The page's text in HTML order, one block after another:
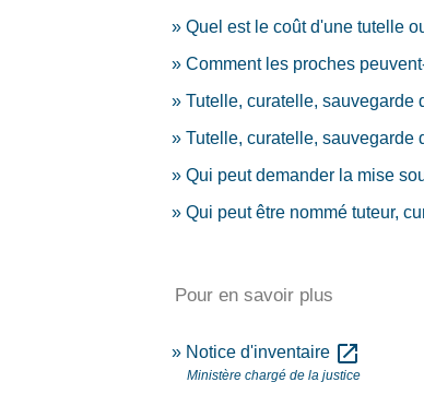
Quel est le coût d'une tutelle
Comment les proches
Tutelle, curatelle, sauvegarde
Tutelle, curatelle, sauvegarde
Qui peut demander la mise
Qui peut être nommé tuteur,
Pour en savoir plus
Notice d'inventaire open_in_new
Ministère chargé de la justice